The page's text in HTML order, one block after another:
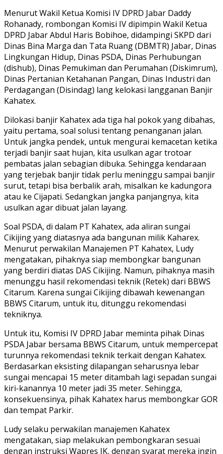
Menurut Wakil Ketua Komisi IV DPRD Jabar Daddy
Rohanady, rombongan Komisi IV dipimpin Wakil Ketua
DPRD Jabar Abdul Haris Bobihoe, didampingi SKPD dari
Dinas Bina Marga dan Tata Ruang (DBMTR) Jabar, Dinas
Lingkungan Hidup, Dinas PSDA, Dinas Perhubungan
(dishub), Dinas Pemukiman dan Perumahan (Diskimrum),
Dinas Pertanian Ketahanan Pangan, Dinas Industri dan
Perdagangan (Disindag) lang kelokasi langganan Banjir
Kahatex.
Dilokasi banjir Kahatex ada tiga hal pokok yang dibahas,
yaitu pertama, soal solusi tentang penanganan jalan.
Untuk jangka pendek, untuk mengurai kemacetan ketika
terjadi banjir saat hujan, kita usulkan agar trotoar
pembatas jalan sebagian dibuka. Sehingga kendaraan
yang terjebak banjir tidak perlu meninggu sampai banjir
surut, tetapi bisa berbalik arah, misalkan ke kadungora
atau ke Cijapati. Sedangkan jangka panjangnya, kita
usulkan agar dibuat jalan layang.
Soal PSDA, di dalam PT Kahatex, ada aliran sungai
Cikijing yang diatasnya ada bangunan milik Kaharex.
Menurut perwakilan Manajemen PT Kahatex, Ludy
mengatakan, pihaknya siap membongkar bangunan
yang berdiri diatas DAS Cikijing. Namun, pihaknya masih
menunggu hasil rekomendasi teknik (Retek) dari BBWS
Citarum. Karena sungai Cikijing dibawah kewenangan
BBWS Citarum, untuk itu, ditunggu rekomendasi
tekniknya.
Untuk itu, Komisi IV DPRD Jabar meminta pihak Dinas
PSDA Jabar bersama BBWS Citarum, untuk mempercepat
turunnya rekomendasi teknik terkait dengan Kahatex.
Berdasarkan eksisting dilapangan seharusnya lebar
sungai mencapai 15 meter ditambah lagi sepadan sungai
kiri-kanannya 10 meter jadi 35 meter. Sehingga,
konsekuensinya, pihak Kahatex harus membongkar GOR
dan tempat Parkir.
Ludy selaku perwakilan manajemen Kahatex
mengatakan, siap melakukan pembongkaran sesuai
dengan instruksi Wapres JK, dengan syarat mereka ingin